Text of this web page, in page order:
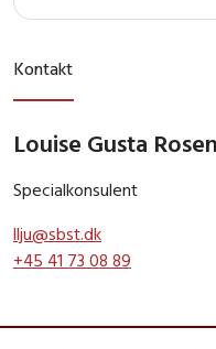
Kontakt
Louise Gusta
Specialkonsulent
llju@sbst.dk
+45 41 73 08 89